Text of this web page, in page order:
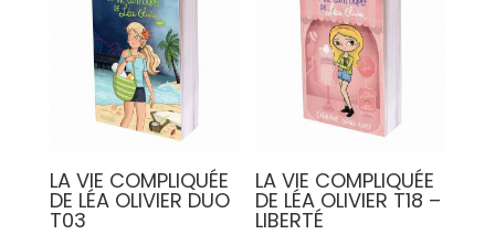
LA VIE COMPLIQUÉE
DE LÉA OLIVIER DUO
T03
LA VIE COMPLIQUÉE
DE LÉA OLIVIER T18 –
LIBERTÉ